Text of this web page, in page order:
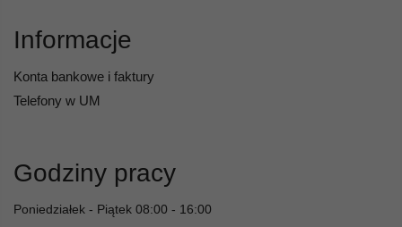
Informacje
Konta bankowe i faktury
Telefony w UM
Godziny pracy
Poniedziałek - Piątek 08:00 - 16:00